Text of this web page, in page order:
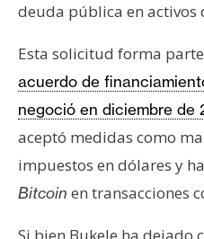
deuda pública en activos
Esta solicitud forma
acuerdo de
negoció en diciembre de
aceptó medidas como
impuestos en dólares y
Bitcoin en transacciones